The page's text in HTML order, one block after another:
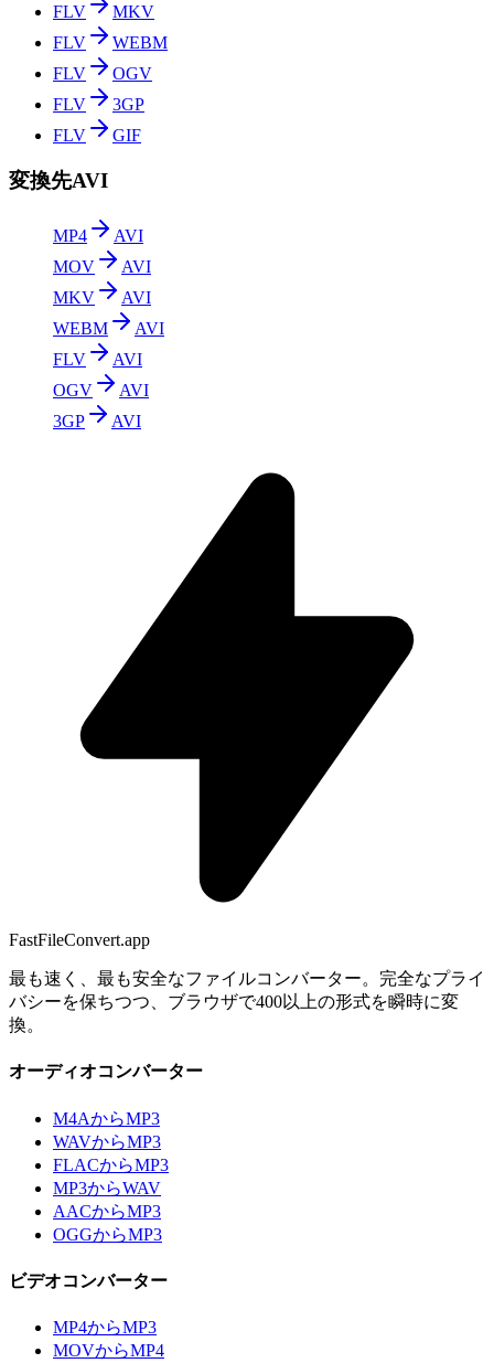
FLV
MKV
FLV
WEBM
FLV
OGV
FLV
3GP
FLV
GIF
変換先AVI
MP4
AVI
MOV
AVI
MKV
AVI
WEBM
AVI
FLV
AVI
OGV
AVI
3GP
AVI
FastFileConvert.app
最も速く、最も安全なファイルコンバーター。完全なプライ
バシーを保ちつつ、ブラウザで400以上の形式を瞬時に変
換。
オーディオコンバーター
M4AからMP3
WAVからMP3
FLACからMP3
MP3からWAV
AACからMP3
OGGからMP3
ビデオコンバーター
MP4からMP3
MOVからMP4